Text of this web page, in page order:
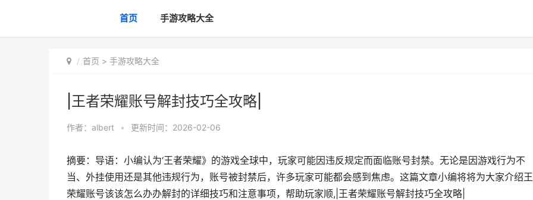
首页 手游攻略大全
首页 > 手游攻略大全
|王者荣耀账号解封技巧全攻略|
作者： albert • 更新时间：2026-02-06
摘要：导语：小编认为‘王者荣耀》的游戏全球中，玩家可能因违反规定而面临账号封禁。无论是因游戏行为不
当、外挂使用还是其他违规行为，账号被封禁后，许多玩家可能都会感到焦虑。这篇文章小编将将为大家介绍
荣耀账号该该怎么办办解封的详细技巧和注意事项，帮助玩家顺,|王者荣耀账号解封技巧全攻略|